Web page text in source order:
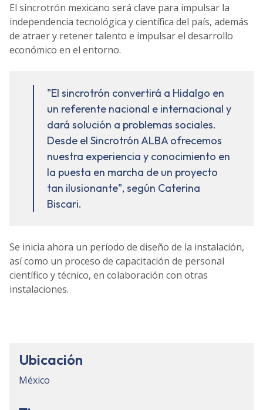
El sincrotrón mexicano será clave para impulsar la
independencia tecnológica y científica del país, además
de atraer y retener talento e impulsar el desarrollo
económico en el entorno.
"El sincrotrón convertirá a Hidalgo en
un referente nacional e internacional y
dará solución a problemas sociales.
Desde el Sincrotrón ALBA ofrecemos
nuestra experiencia y conocimiento en
la puesta en marcha de un proyecto
tan ilusionante", según Caterina
Biscari.
Se inicia ahora un período de diseño de la instalación,
así como un proceso de capacitación de personal
científico y técnico, en colaboración con otras
instalaciones.
Ubicación
México